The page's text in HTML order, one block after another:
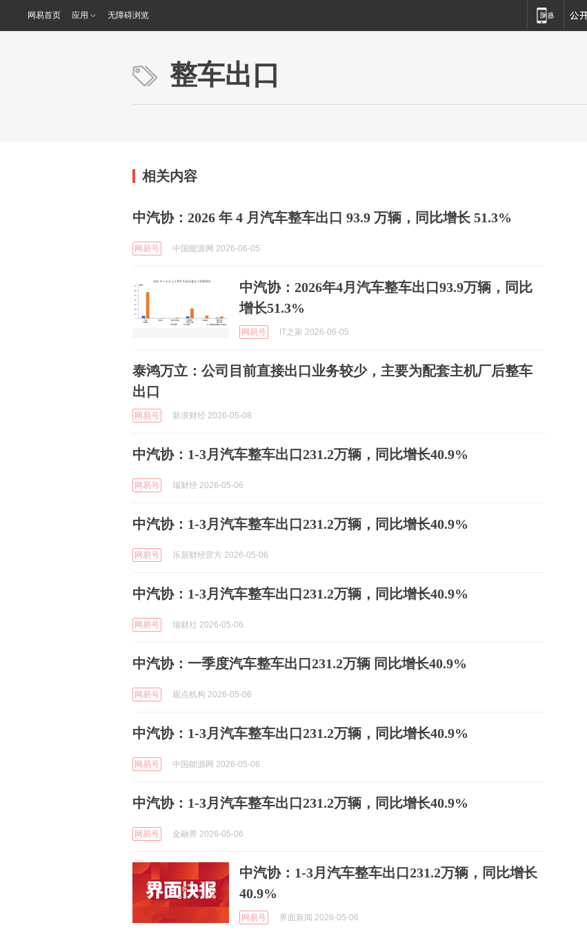
网易首页 应用 无障碍浏览
整车出口
相关内容
中汽协：2026 年 4 月汽车整车出口 93.9 万辆，同比增长 51.3%
网易号 中国能源网 2026-06-05
中汽协：2026年4月汽车整车出口93.9万辆，同比
增长51.3%
网易号 IT之家 2026-06-05
泰鸿万立：公司目前直接出口业务较少，主要为配套主机厂后整车
出口
网易号 新浪财经 2026-05-08
中汽协：1-3月汽车整车出口231.2万辆，同比增长40.9%
网易号 瑞财经 2026-05-06
中汽协：1-3月汽车整车出口231.2万辆，同比增长40.9%
网易号 乐居财经官方 2026-05-06
中汽协：1-3月汽车整车出口231.2万辆，同比增长40.9%
网易号 瑞财社 2026-05-06
中汽协：一季度汽车整车出口231.2万辆 同比增长40.9%
网易号 观点机构 2026-05-06
中汽协：1-3月汽车整车出口231.2万辆，同比增长40.9%
网易号 中国能源网 2026-05-06
中汽协：1-3月汽车整车出口231.2万辆，同比增长40.9%
网易号 金融界 2026-05-06
中汽协：1-3月汽车整车出口231.2万辆，同比增长
40.9%
网易号 界面新闻 2026-05-06